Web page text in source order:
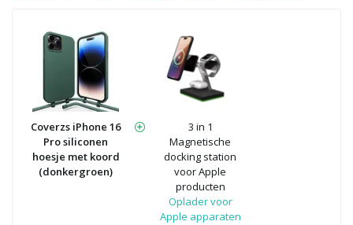
Coverzs iPhone 16
Pro siliconen
hoesje met koord
(donkergroen)
3 in 1
Magnetische
docking station
voor Apple
producten
Oplader voor
Apple apparaten